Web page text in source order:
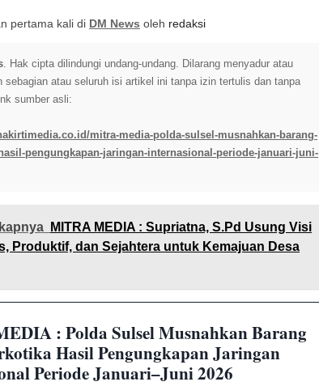
pertama kali di DM News oleh redaksi
. Hak cipta dilindungi undang-undang. Dilarang menyadur atau
sebagian atau seluruh isi artikel ini tanpa izin tertulis dan tanpa
sumber asli:
mitra-media-polda-sulsel-musnahkan-barang-
pengungkapan-jaringan-internasional-periode-januari-juni-
MITRA MEDIA : Supriatna, S.Pd Usung Visi
Produktif, dan Sejahtera untuk Kemajuan Desa
: Polda Sulsel Musnahkan Barang
Hasil Pengungkapan Jaringan
Periode Januari–Juni 2026